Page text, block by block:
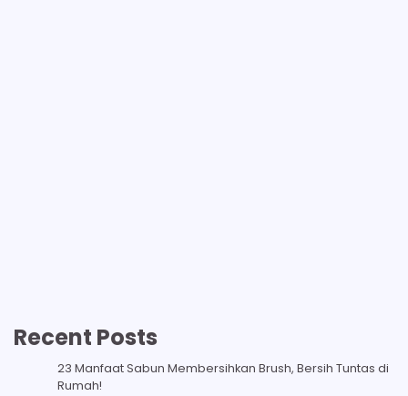
Recent Posts
23 Manfaat Sabun Membersihkan Brush, Bersih Tuntas di
Rumah!